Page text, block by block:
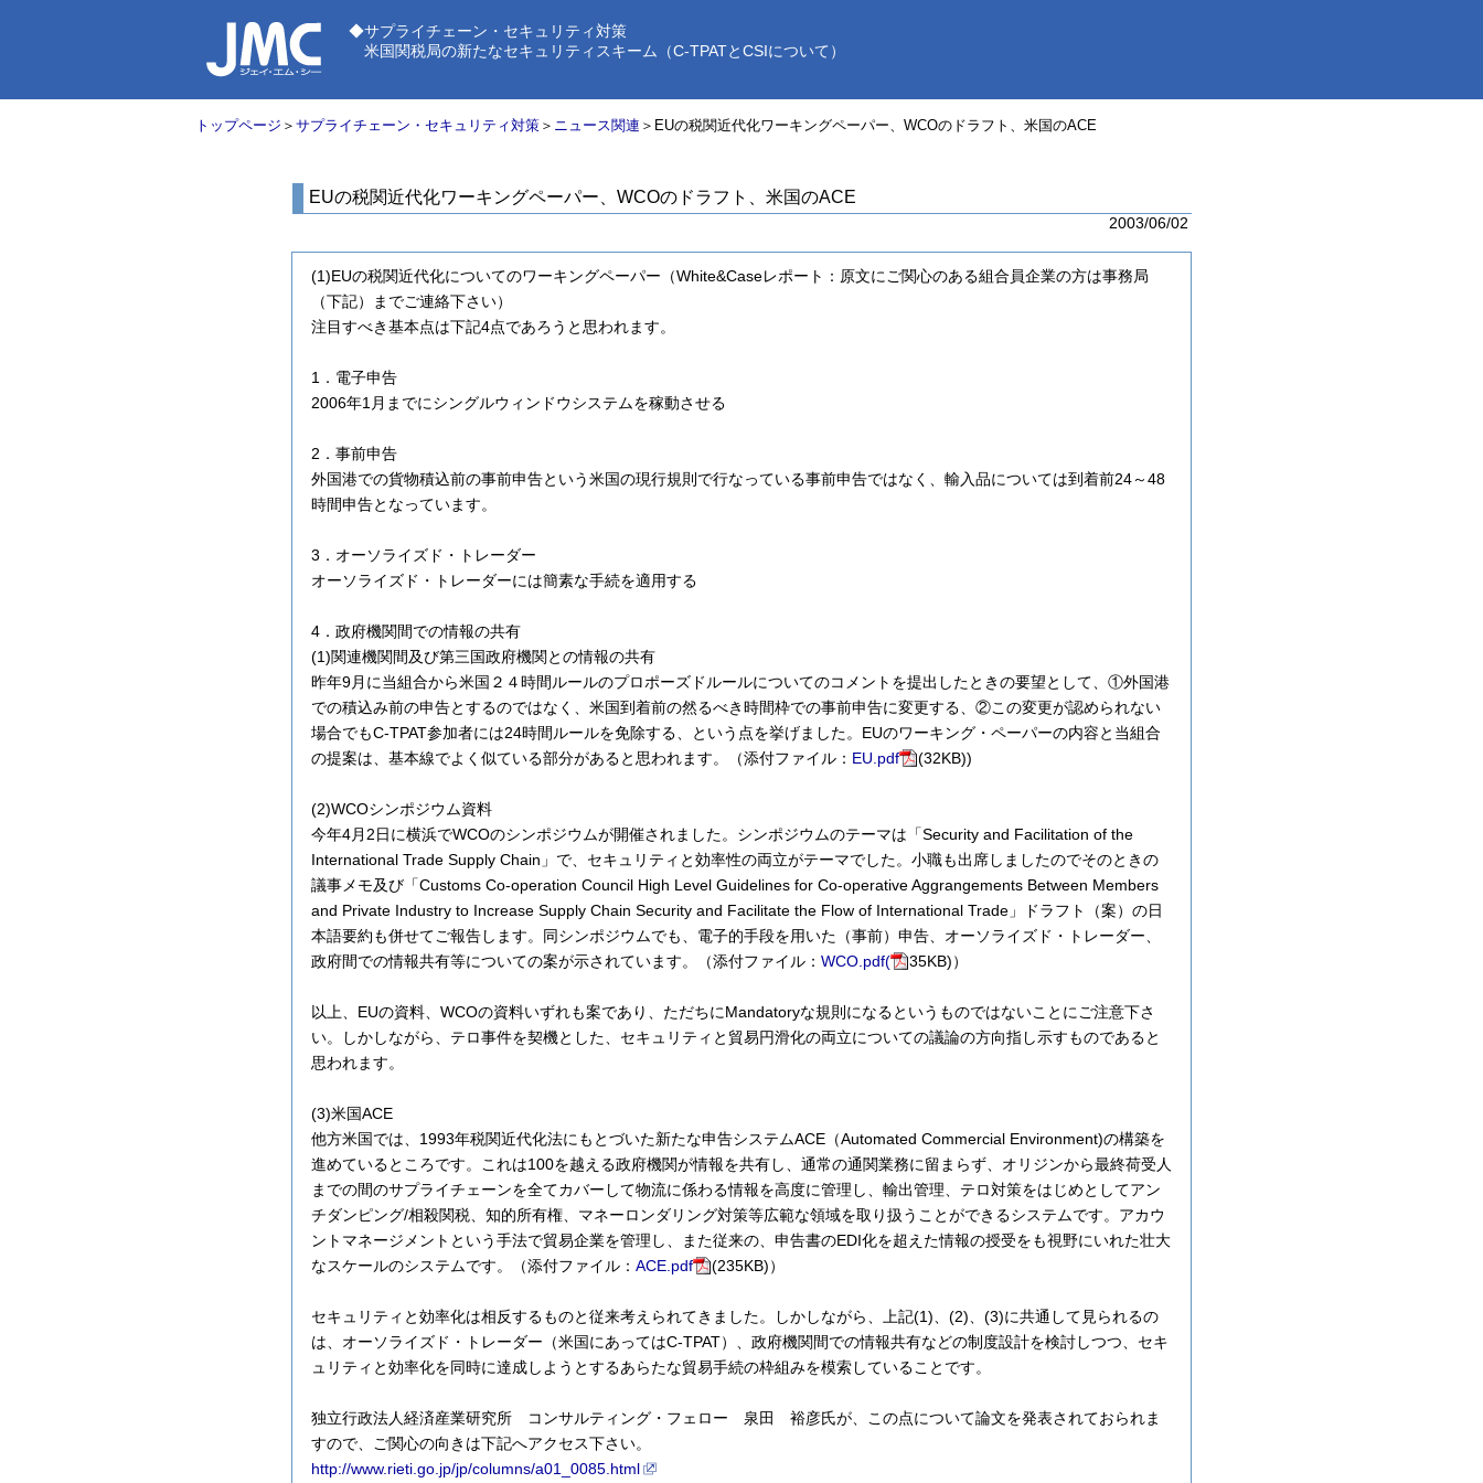
◆サプライチェーン・セキュリティ対策
米国関税局の新たなセキュリティスキーム（C-TPATとCSIについて）
トップページ ＞ サプライチェーン・セキュリティ対策 ＞ ニュース関連 ＞EUの税関近代化ワーキングペーパー、WCOのドラフト、米国のACE
EUの税関近代化ワーキングペーパー、WCOのドラフト、米国のACE
2003/06/02
(1)EUの税関近代化についてのワーキングペーパー（White&Caseレポート：原文にご関心のある組合員企業の方は事務局
（下記）までご連絡下さい）
注目すべき基本点は下記4点であろうと思われます。
1．電子申告
2006年1月までにシングルウィンドウシステムを稼動させる
2．事前申告
外国港での貨物積込前の事前申告という米国の現行規則で行なっている事前申告ではなく、輸入品については到着前24～48
時間申告となっています。
3．オーソライズド・トレーダー
オーソライズド・トレーダーには簡素な手続を適用する
4．政府機関間での情報の共有
(1)関連機関間及び第三国政府機関との情報の共有
昨年9月に当組合から米国２４時間ルールのプロポーズドルールについてのコメントを提出したときの要望として、①外国港
での積込み前の申告とするのではなく、米国到着前の然るべき時間枠での事前申告に変更する、②この変更が認められない
場合でもC-TPAT参加者には24時間ルールを免除する、という点を挙げました。EUのワーキング・ペーパーの内容と当組合
の提案は、基本線でよく似ている部分があると思われます。（添付ファイル： EU.pdf (32KB))
(2)WCOシンポジウム資料
今年4月2日に横浜でWCOのシンポジウムが開催されました。シンポジウムのテーマは「Security and Facilitation of the
International Trade Supply Chain」で、セキュリティと効率性の両立がテーマでした。小職も出席しましたのでそのときの
議事メモ及び「Customs Co-operation Council High Level Guidelines for Co-operative Aggrangements Between Members
and Private Industry to Increase Supply Chain Security and Facilitate the Flow of International Trade」ドラフト（案）の日
本語要約も併せてご報告します。同シンポジウムでも、電子的手段を用いた（事前）申告、オーソライズド・トレーダー、
政府間での情報共有等についての案が示されています。（添付ファイル： WCO.pdf( 35KB)）
以上、EUの資料、WCOの資料いずれも案であり、ただちにMandatoryな規則になるというものではないことにご注意下さ
い。しかしながら、テロ事件を契機とした、セキュリティと貿易円滑化の両立についての議論の方向指し示すものであると
思われます。
(3)米国ACE
他方米国では、1993年税関近代化法にもとづいた新たな申告システムACE（Automated Commercial Environment)の構築を
進めているところです。これは100を越える政府機関が情報を共有し、通常の通関業務に留まらず、オリジンから最終荷受人
までの間のサプライチェーンを全てカバーして物流に係わる情報を高度に管理し、輸出管理、テロ対策をはじめとしてアン
チダンピング/相殺関税、知的所有権、マネーロンダリング対策等広範な領域を取り扱うことができるシステムです。アカウ
ントマネージメントという手法で貿易企業を管理し、また従来の、申告書のEDI化を超えた情報の授受をも視野にいれた壮大
なスケールのシステムです。（添付ファイル： ACE.pdf (235KB)）
セキュリティと効率化は相反するものと従来考えられてきました。しかしながら、上記(1)、(2)、(3)に共通して見られるの
は、オーソライズド・トレーダー（米国にあってはC-TPAT）、政府機関間での情報共有などの制度設計を検討しつつ、セキ
ュリティと効率化を同時に達成しようとするあらたな貿易手続の枠組みを模索していることです。
独立行政法人経済産業研究所 コンサルティング・フェロー 泉田 裕彦氏が、この点について論文を発表されておられま
すので、ご関心の向きは下記へアクセス下さい。
http://www.rieti.go.jp/jp/columns/a01_0085.html